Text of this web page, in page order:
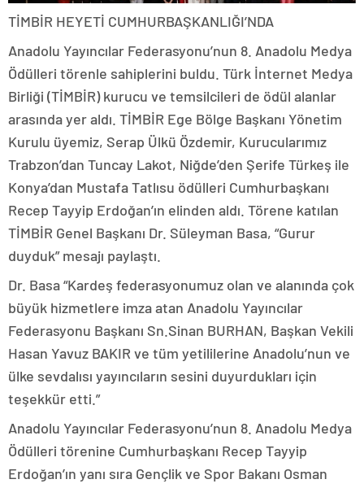
TİMBİR HEYETİ CUMHURBAŞKANLIĞI’NDA
Anadolu Yayıncılar Federasyonu’nun 8. Anadolu Medya
Ödülleri törenle sahiplerini buldu. Türk İnternet Medya
Birliği (TİMBİR) kurucu ve temsilcileri de ödül alanlar
arasında yer aldı. TİMBİR Ege Bölge Başkanı Yönetim
Kurulu üyemiz, Serap Ülkü Özdemir, Kurucularımız
Trabzon’dan Tuncay Lakot, Niğde’den Şerife Türkeş ile
Konya’dan Mustafa Tatlısu ödülleri Cumhurbaşkanı
Recep Tayyip Erdoğan’ın elinden aldı. Törene katılan
TİMBİR Genel Başkanı Dr. Süleyman Basa, “Gurur
duyduk” mesajı paylaştı.
Dr. Basa “Kardeş federasyonumuz olan ve alanında çok
büyük hizmetlere imza atan Anadolu Yayıncılar
Federasyonu Başkanı Sn.Sinan BURHAN, Başkan Vekili
Hasan Yavuz BAKIR ve tüm yetililerine Anadolu’nun ve
ülke sevdalısı yayıncıların sesini duyurdukları için
teşekkür etti.”
Anadolu Yayıncılar Federasyonu’nun 8. Anadolu Medya
Ödülleri törenine Cumhurbaşkanı Recep Tayyip
Erdoğan’ın yanı sıra Gençlik ve Spor Bakanı Osman